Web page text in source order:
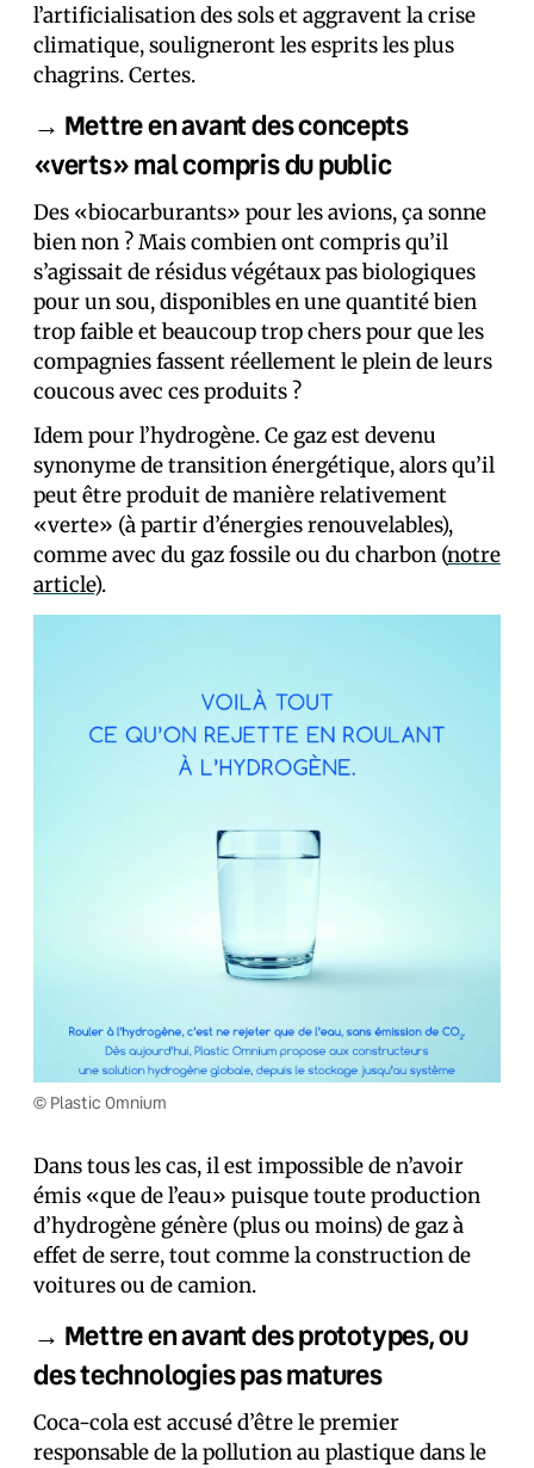
l’artificialisation des sols et aggravent la crise
climatique, souligneront les esprits les plus
chagrins. Certes.
→ Mettre en avant des concepts
«verts» mal compris du public
Des «biocarburants» pour les avions, ça sonne
bien non ? Mais combien ont compris qu’il
s’agissait de résidus végétaux pas biologiques
pour un sou, disponibles en une quantité bien
trop faible et beaucoup trop chers pour que les
compagnies fassent réellement le plein de leurs
coucous avec ces produits ?
Idem pour l’hydrogène. Ce gaz est devenu
synonyme de transition énergétique, alors qu’il
peut être produit de manière relativement
«verte» (à partir d’énergies renouvelables),
comme avec du gaz fossile ou du charbon (notre
article).
© Plastic Omnium
Dans tous les cas, il est impossible de n’avoir
émis «que de l’eau» puisque toute production
d’hydrogène génère (plus ou moins) de gaz à
effet de serre, tout comme la construction de
voitures ou de camion.
→ Mettre en avant des prototypes, ou
des technologies pas matures
Coca-cola est accusé d’être le premier
responsable de la pollution au plastique dans le